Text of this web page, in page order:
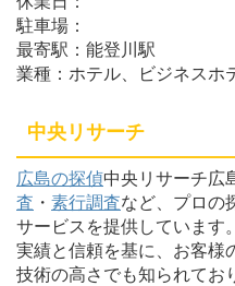
駐車場：
最寄駅：能登川駅
業種：ホテル、ビジネスホ
中央リサーチ
広島の探偵中央リサーチ広
査 ・ 素行調査など、プロの
サービスを提供しています
実績と信頼を基に、お客様
技術の高さでも知られてお